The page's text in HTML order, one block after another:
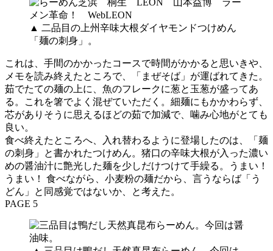
▲ 二品目の上州辛味大根ダイヤモンドつけめん
「麺の刺身」。
これは、手間のかかったコースで時間がかかると思いきや、
メモを読み終えたところで、「まぜそば」が運ばれてきた。
茹でたての麺の上に、魚のフレークに葱と玉葱が盛ってあ
る。これを箸でよく混ぜていただく。細麺にもかかわらず、
芯がありそうに思えるほどの茹で加減で、噛み心地がとても
良い。
食べ終えたところへ、入れ替わるように登場したのは、「麺
の刺身」と書かれたつけめん。猪口の辛味大根が入った濃い
めの醤油汁に艶光した麺を少しだけつけて手繰る。うまい！
うまい！ 食べながら、小麦粉の麺だから、言うならば「う
どん」と同感覚ではないか、と考えた。
PAGE 5